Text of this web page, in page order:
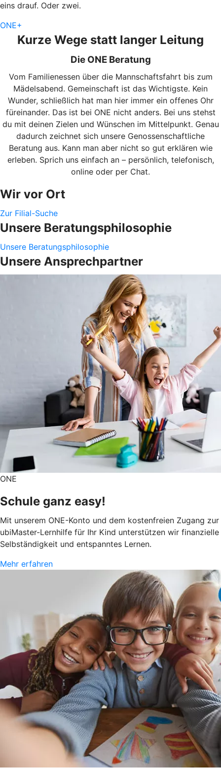
eins drauf. Oder zwei.
ONE+
Kurze Wege statt langer Leitung
Die ONE Beratung
Vom Familienessen über die Mannschaftsfahrt bis zum
Mädelsabend. Gemeinschaft ist das Wichtigste. Kein
Wunder, schließlich hat man hier immer ein offenes Ohr
füreinander. Das ist bei ONE nicht anders. Bei uns stehst
du mit deinen Zielen und Wünschen im Mittelpunkt. Genau
dadurch zeichnet sich unsere Genossenschaftliche
Beratung aus. Kann man aber nicht so gut erklären wie
erleben. Sprich uns einfach an – persönlich, telefonisch,
online oder per Chat.
Wir vor Ort
Zur Filial-Suche
Unsere Beratungsphilosophie
Unsere Beratungsphilosophie
Unsere Ansprechpartner
ONE
Schule ganz easy!
Mit unserem ONE-Konto und dem kostenfreien Zugang zur
ubiMaster-Lernhilfe für Ihr Kind unterstützen wir finanzielle
Selbständigkeit und entspanntes Lernen.
Mehr erfahren